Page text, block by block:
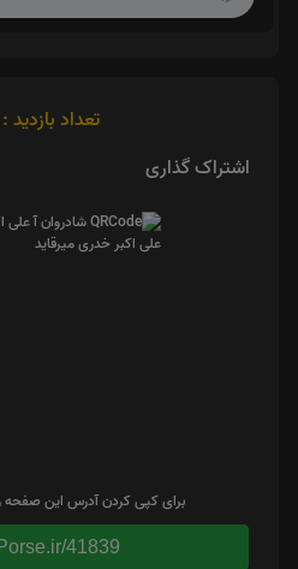
تعداد بازدید : 1085
اشتراک گذاری
برای کپی کردن آدرس این صفحه
41839